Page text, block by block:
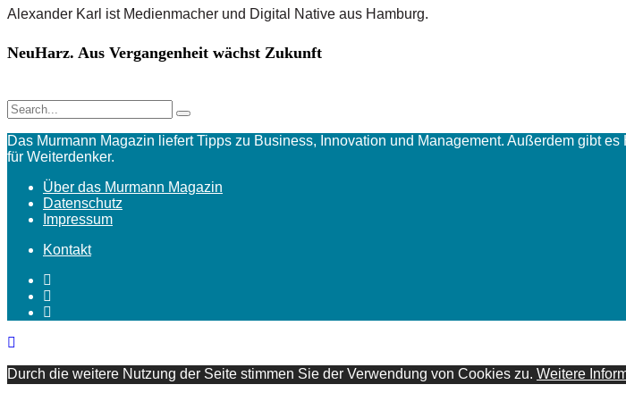
Alexander Karl ist Medienmacher und Digital Native aus Hamburg.
NeuHarz. Aus Vergangenheit wächst Zukunft
Das Murmann Magazin liefert Tipps zu Business, Innovation und Management. Außerdem gibt
für Weiterdenker.
Über das Murmann Magazin
Datenschutz
Impressum
Kontakt
Durch die weitere Nutzung der Seite stimmen Sie der Verwendung von Cookies zu. Weitere